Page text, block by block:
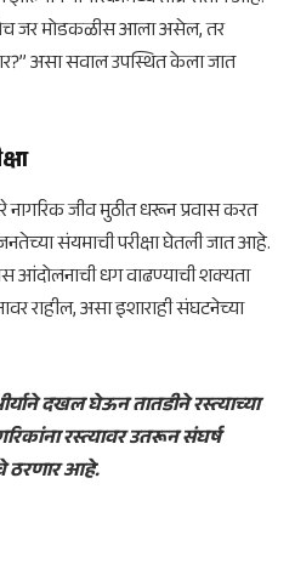
जर मोडकळीस आला असेल, तर
असा सवाल उपस्थित केला जात
नागरिक जीव मुठीत धरून प्रवास करत
संयमाची परीक्षा घेतली जात आहे.
धग वाढण्याची शक्यता
राहील, असा इशाराही संघटनेच्या
दखल घेऊन तातडीने रस्त्याच्या
रस्त्यावर उतरून संघर्ष
ठरणार आहे.